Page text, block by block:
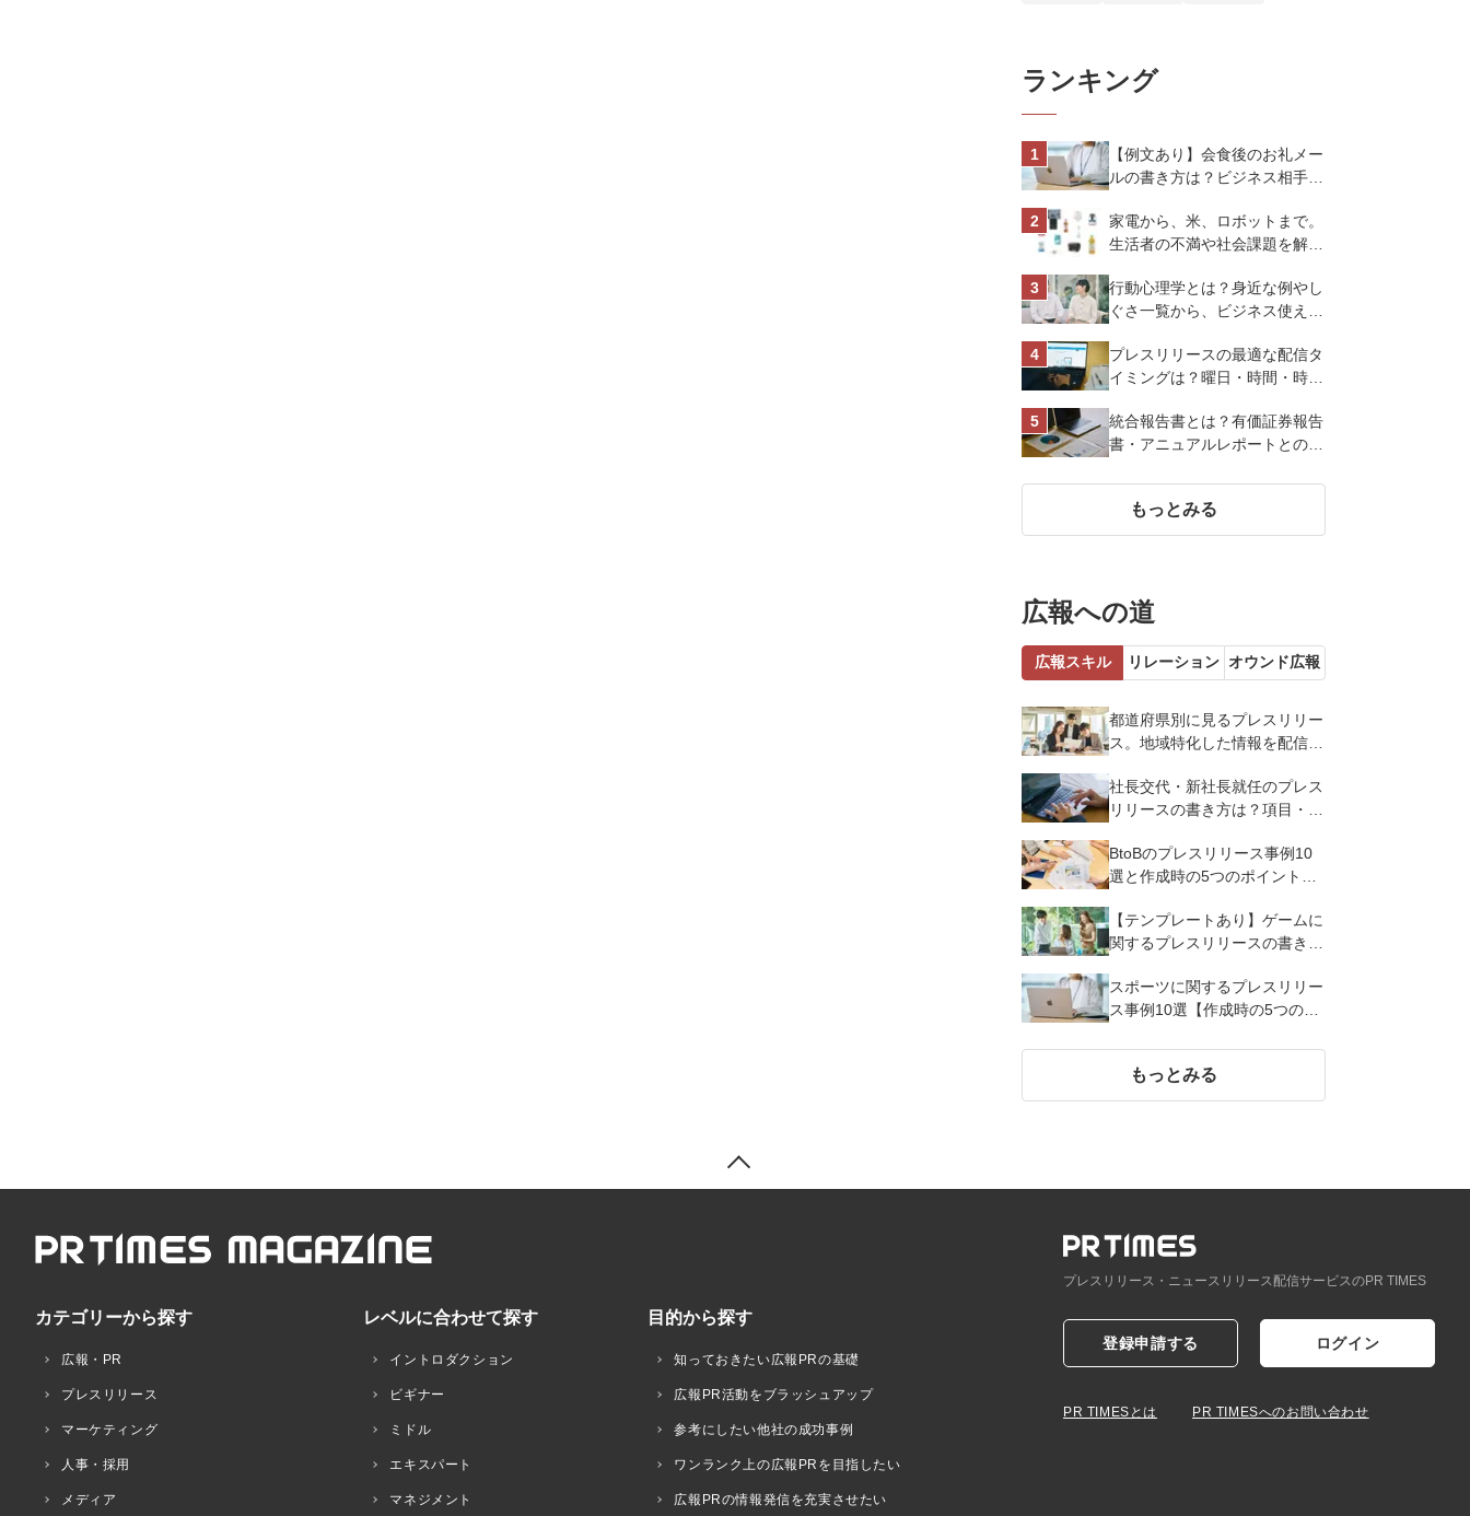
ランキング
【例文あり】会食後のお礼メー
ルの書き方は？ビジネス相手に
トを解説
家電から、米、ロボットまで。
生活者の不満や社会課題を解決
スオーヤマ株式会社
行動心理学とは？身近な例やし
ぐさ一覧から、ビジネス使える
プレスリリースの最適な配信タ
イミングは？曜日・時間・時期
化させよう
統合報告書とは？有価証券報告
書・アニュアルレポートとの違
もっとみる
広報への道
広報スキル リレーション オウンド広報
都道府県別に見るプレスリリー
ス。地域特化した情報を配信す
社長交代・新社長就任のプレス
リリースの書き方は？項目・ポ
BtoBのプレスリリース事例10
選と作成時の5つのポイントを
【テンプレートあり】ゲームに
関するプレスリリースの書き方
スポーツに関するプレスリリー
ス事例10選【作成時の5つのポ
もっとみる
カテゴリーから探す
広報・PR
プレスリリース
マーケティング
人事・採用
メディア
レベルに合わせて探す
イントロダクション
ビギナー
ミドル
エキスパート
マネジメント
目的から探す
知っておきたい広報PRの基礎
広報PR活動をブラッシュアップ
参考にしたい他社の成功事例
ワンランク上の広報PRを目指したい
広報PRの情報発信を充実させたい
プレスリリース・ニュースリリース配信サービスのPR TIMES
登録申請する ログイン
PR TIMESとは PR TIMESへのお問い合わせ